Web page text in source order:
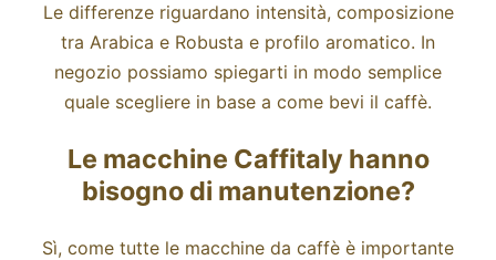
Le differenze riguardano intensità, composizione
tra Arabica e Robusta e profilo aromatico. In
negozio possiamo spiegarti in modo semplice
quale scegliere in base a come bevi il caffè.
Le macchine Caffitaly hanno
bisogno di manutenzione?
Sì, come tutte le macchine da caffè è importante